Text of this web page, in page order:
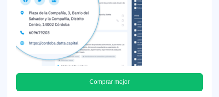
Comprar mejor